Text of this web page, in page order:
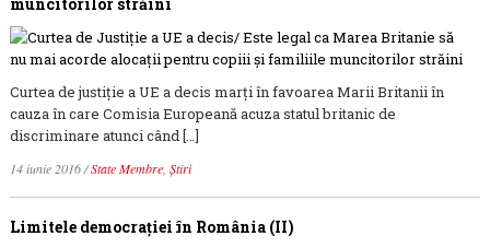
Curtea de justiţie a UE a decis marţi în favoarea Marii Britanii în
cauza în care Comisia Europeană acuza statul britanic de
discriminare atunci când […]
14 iunie 2016/State Membre, Știri
Limitele democraţiei în România (II)